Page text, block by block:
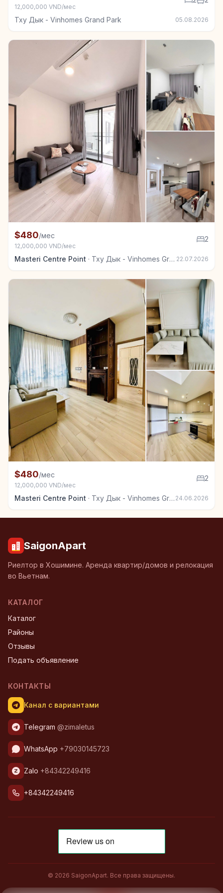
12,000,000 VND/мес
Тху Дык - Vinhomes Grand Park 05.08.2026
Квартира в аренду в Тху Дык - Vinhomes Grand
$480/мес
12,000,000 VND/мес
2
Masteri Centre Point · Тху Дык - Vinhomes Grand Park 22.07.2026
Квартира в аренду в Тху Дык - Vinhomes Grand
$480/мес
12,000,000 VND/мес
2
Masteri Centre Point · Тху Дык - Vinhomes Grand Park 24.06.2026
SaigonApart
Риелтор в Хошимине. Аренда квартир/домов и релокация
во Вьетнам.
КАТАЛОГ
Каталог
Районы
Отзывы
Подать объявление
КОНТАКТЫ
Канал с вариантами
Telegram @zimaletus
WhatsApp +79030145723
Zalo +84342249416
+84342249416
© 2026 SaigonApart. Все права защищены.